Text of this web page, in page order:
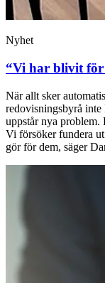
Nyhet
“Vi har blivit för
När allt sker
redovisningsbyrå inte
uppstår nya
Vi försöker fundera
gör för dem, säger